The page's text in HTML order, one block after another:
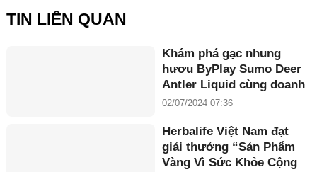
TIN LIÊN QUAN
Khám phá gạc nhung
hươu ByPlay Sumo Deer
Antler Liquid cùng doanh
nhân Maria Tuyền
02/07/2024 07:36
Herbalife Việt Nam đạt
giải thưởng “Sản Phẩm
Vàng Vì Sức Khỏe Cộng